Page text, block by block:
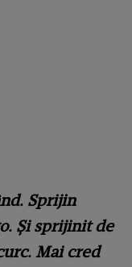
Sprijin
Și sprijinit de
Mai cred